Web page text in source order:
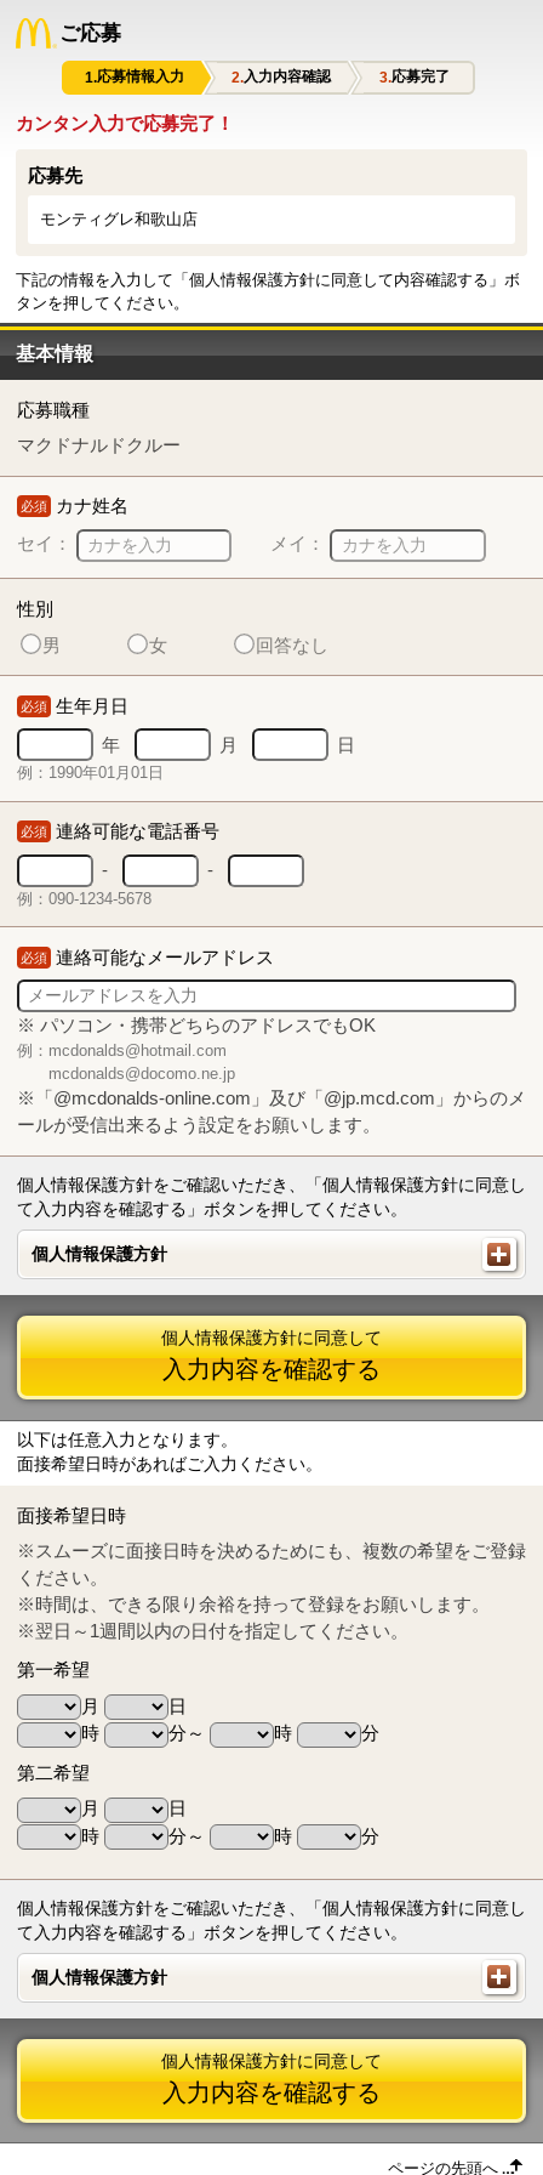
ご応募
応募情報入力 入力内容確認 応募完了
カンタン入力で応募完了！
応募先
モンティグレ和歌山店
下記の情報を入力して「個人情報保護方針に同意して内容確認する」ボ
タンを押してください。
基本情報
応募職種
マクドナルドクルー
必須 カナ姓名
セイ：
メイ：
性別
男
女 回答なし
必須 生年月日
年
月 日
例：1990年01月01日
必須 連絡可能な電話番号
-
-
例：090-1234-5678
必須 連絡可能なメールアドレス
※ パソコン・携帯どちらのアドレスでもOK
例：mcdonalds@hotmail.com
mcdonalds@docomo.ne.jp
※「@mcdonalds-online.com」及び「@jp.mcd.com」からのメ
ールが受信出来るよう設定をお願いします。
個人情報保護方針をご確認いただき、「個人情報保護方針に同意し
て入力内容を確認する」ボタンを押してください。
個人情報保護方針
個人情報保護方針
Tel
0570-55-0314
個人情報保護方針に同意して
入力内容を確認する
以下は任意入力となります。
面接希望日時があればご入力ください。
面接希望日時
※スムーズに面接日時を決めるためにも、複数の希望をご登録
ください。
※時間は、できる限り余裕を持って登録をお願いします。
※翌日～1週間以内の日付を指定してください。
第一希望
月
日
時
分～ 時
分
第二希望
月
日
時
分～ 時 分
個人情報保護方針をご確認いただき、「個人情報保護方針に同意し
て入力内容を確認する」ボタンを押してください。
個人情報保護方針
個人情報保護方針
個人情報保護方針に同意して
入力内容を確認する
ページの先頭へ